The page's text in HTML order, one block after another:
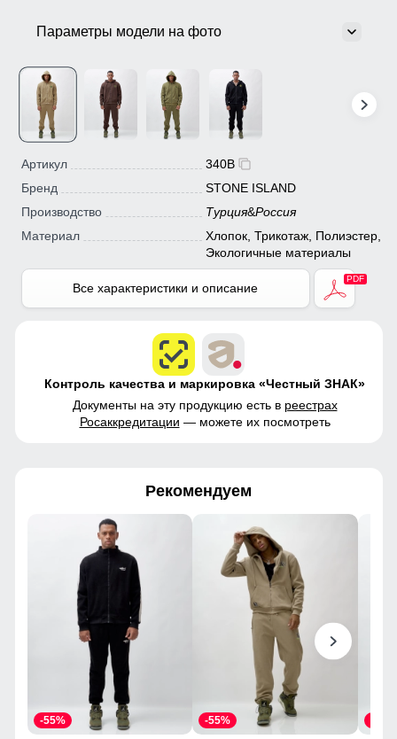
Параметры модели на фото
Артикул
340B
Бренд
STONE ISLAND
Производство
Турция&Россия
Материал
Хлопок, Трикотаж, Полиэстер,
Экологичные материалы
Все характеристики и описание
Контроль качества и маркировка «Честный ЗНАК»
Документы на эту продукцию есть в реестрах
Росаккредитации — можете их посмотреть
Рекомендуем
-55% -55%